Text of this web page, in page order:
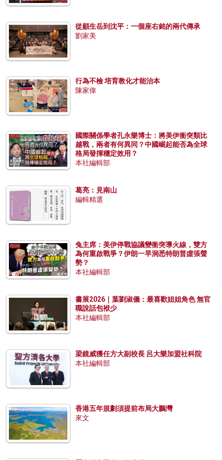
從顧生岳到沈平：一個座右銘的兩代傳承
劉家美
行為不檢 培育教化才能治本
陳家偉
國際關係學者孔永樂博士：將美伊衝突類比
越戰，兩者有何異同？中國崛起能否為全球
格局發揮穩定效用？
本社編輯部
葛亮：見南山
編輯精選
兔主席：美伊停戰協議變衝突導火線，雙方
為何重啟戰爭？伊朗一早洞悉特朗普虛張聲
勢？
本社編輯部
書展2026｜葉劉淑儀：最喜歡姐姐角色 無官
職說話包袱少
本社編輯部
梁鏡威獲任方大副校長 呂大樂加盟社科院
本社編輯部
香港五年規劃須提前布局大鵬灣
來文